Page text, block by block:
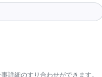
詳細のすり合わせができます。